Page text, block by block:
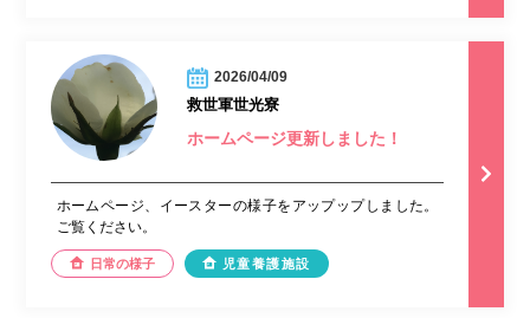
2026/04/09
救世軍世光寮
ホームページ更新しました！
ホームページ、イースターの様子をアップップしました。
ご覧ください。
日常の様子 児童養護施設